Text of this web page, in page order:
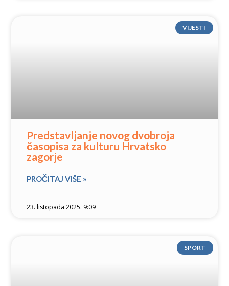
VIJESTI
Predstavljanje novog dvobroja
časopisa za kulturu Hrvatsko
zagorje
PROČITAJ VIŠE »
23. listopada 2025. 9:09
SPORT